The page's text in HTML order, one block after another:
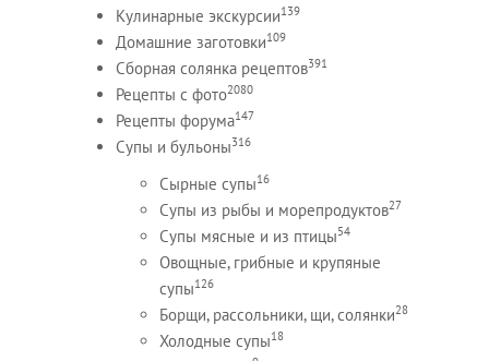
Кулинарные экскурсии139
Домашние заготовки109
Сборная солянка рецептов391
Рецепты c фото2080
Рецепты форума147
Супы и бульоны316
Сырные супы16
Супы из рыбы и морепродуктов27
Супы мясные и из птицы54
Овощные, грибные и крупяные
супы126
Борщи, рассольники, щи, солянки28
Холодные супы18